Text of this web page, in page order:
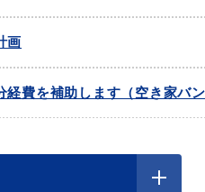
就職・退職
画
費を補助します（空き家バ